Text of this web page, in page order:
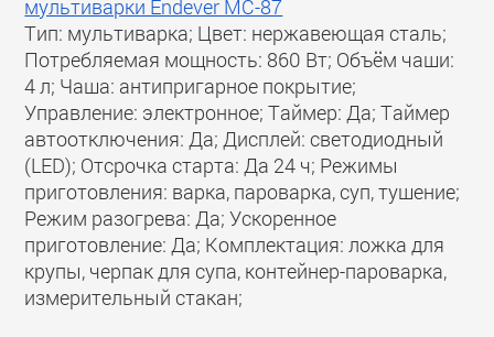
мультиварки Endever MC-87
Тип: мультиварка; Цвет: нержавеющая сталь;
Потребляемая мощность: 860 Вт; Объём чаши:
4 л; Чаша: антипригарное покрытие;
Управление: электронное; Таймер: Да; Таймер
автоотключения: Да; Дисплей: светодиодный
(LED); Отсрочка старта: Да 24 ч; Режимы
приготовления: варка, пароварка, суп, тушение;
Режим разогрева: Да; Ускоренное
приготовление: Да; Комплектация: ложка для
крупы, черпак для супа, контейнер-пароварка,
измерительный стакан;